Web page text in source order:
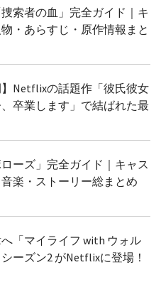
索者の血」完全ガイド｜キ
・あらすじ・原作情報まと
】Netflixの話題作「彼氏彼女
卒業します」で結ばれた最
ーズ」完全ガイド｜キャス
楽・ストーリー総まとめ
「マイライフ with ウォル
ーズン2 がNetflixに登場！